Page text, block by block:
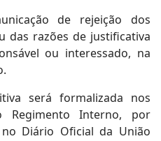
de rejeição dos
das razões de justificativa
ou interessado, na
será formalizada nos
Regimento Interno, por
Diário Oficial da União